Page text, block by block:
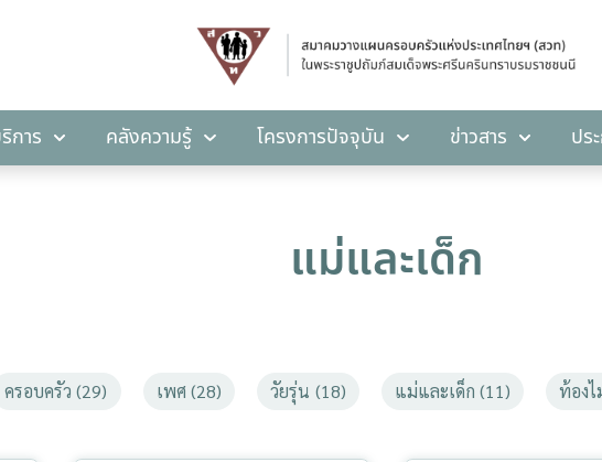
การ คลังความรู้ โครงการปัจจุบัน ข่าวสาร ปร
คลังความรู้ โครงการปัจจุบัน
แม่และเด็ก
ครอบครัว (29) เพศ (28) วัยรุ่น (18) แม่และเด็ก (11) ท้อง